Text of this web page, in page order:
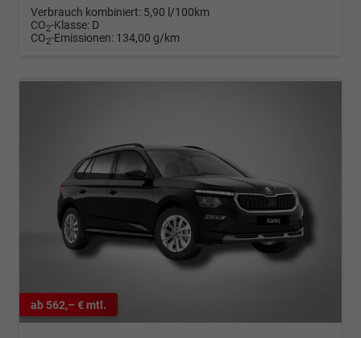
Verbrauch kombiniert: 5,90 l/100km
CO2-Klasse: D
CO2-Emissionen: 134,00 g/km
ab 562,– € mtl.